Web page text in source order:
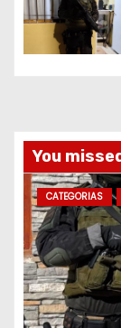
r
a
a
s
You
CATEGORIAS